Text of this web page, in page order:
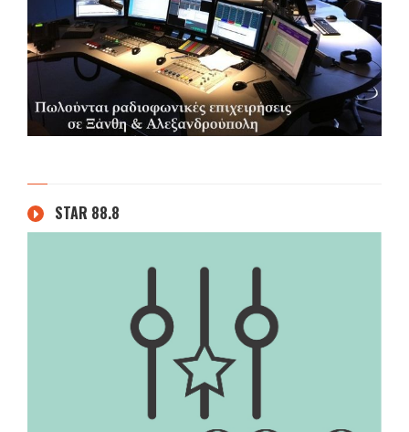
STAR 88.8